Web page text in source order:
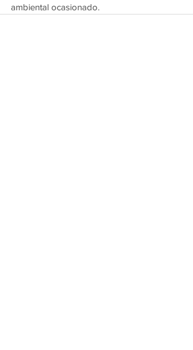
ambiental ocasionado.